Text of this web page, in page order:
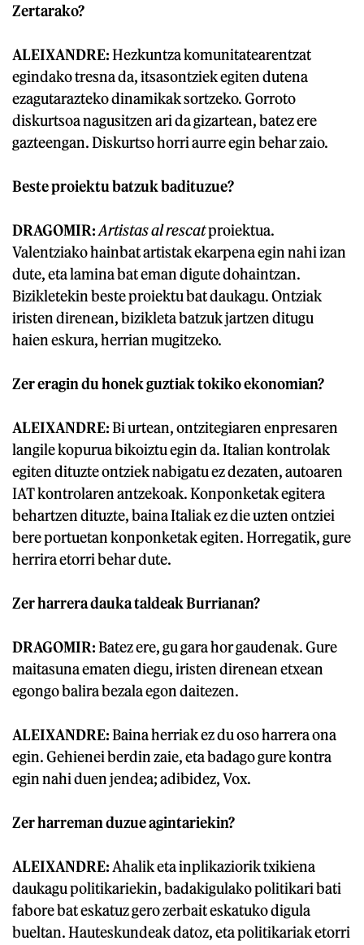
Zertarako?
ALEIXANDRE:Hezkuntza komunitatearentzat
egindako tresna da, itsasontziek egiten dutena
ezagutarazteko dinamikak sortzeko. Gorroto
diskurtsoa nagusitzen ari da gizartean, batez ere
gazteengan. Diskurtso horri aurre egin behar zaio.
Beste proiektu batzuk badituzue?
DRAGOMIR:Artistas al rescatproiektua.
Valentziako hainbat artistak ekarpena egin nahi izan
dute, eta lamina bat eman digute dohaintzan.
Bizikletekin beste proiektu bat daukagu. Ontziak
iristen direnean, bizikleta batzuk jartzen ditugu
haien eskura, herrian mugitzeko.
Zer eragin du honek guztiak tokiko ekonomian?
ALEIXANDRE:Bi urtean, ontzitegiaren enpresaren
langile kopurua bikoiztu egin da. Italian kontrolak
egiten dituzte ontziek nabigatu ez dezaten, autoaren
IAT kontrolaren antzekoak. Konponketak egitera
behartzen dituzte, baina Italiak ez die uzten ontziei
bere portuetan konponketak egiten. Horregatik, gure
herrira etorri behar dute.
Zer harrera dauka taldeak Burrianan?
DRAGOMIR:Batez ere, gu gara hor gaudenak. Gure
maitasuna ematen diegu, iristen direnean etxean
egongo balira bezala egon daitezen.
ALEIXANDRE:Baina herriak ez du oso harrera ona
egin. Gehienei berdin zaie, eta badago gure kontra
egin nahi duen jendea; adibidez, Vox.
Zer harreman duzue agintariekin?
ALEIXANDRE: Ahalik eta inplikaziorik txikiena
daukagu politikariekin, badakigulako politikari bati
fabore bat eskatuz gero zerbait eskatuko digula
bueltan. Hauteskundeak datoz, eta politikariak etorri